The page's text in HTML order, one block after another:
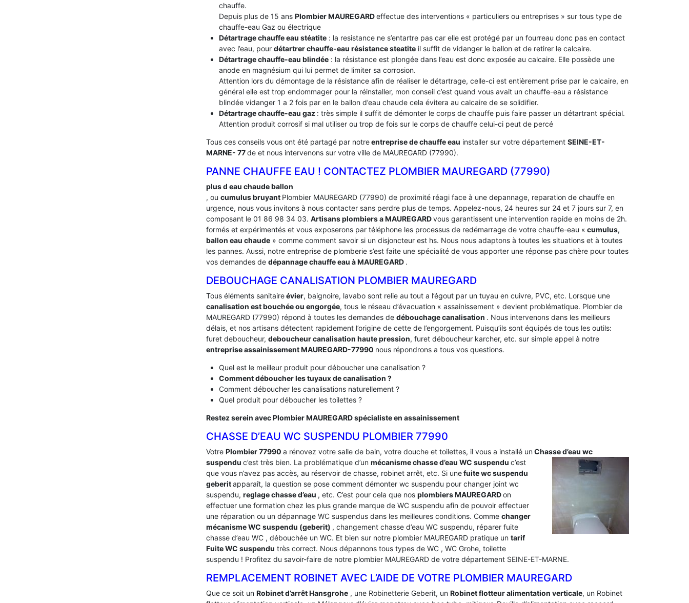
chauffe.
Depuis plus de 15 ans Plombier MAUREGARDeffectue des interventions « particuliers ou entreprises » sur tous type de
chauffe-eau Gaz ou électrique
Détartrage chauffe eau stéatite: la resistance ne s’entartre pas car elle est protégé par un fourreau donc pas en contact
avec l’eau, pour détartrer chauffe-eau résistance steatiteil suffit de vidanger le ballon et de retirer le calcaire.
Détartrage chauffe-eau blindée: la résistance est plongée dans l’eau est donc exposée au calcaire. Elle possède une
anode en magnésium qui lui permet de limiter sa corrosion.
Attention lors du démontage de la résistance afin de réaliser le détartrage, celle-ci est entièrement prise par le calcaire, en
général elle est trop endommager pour la réinstaller, mon conseil c’est quand vous avait un chauffe-eau a résistance
blindée vidanger 1 a 2 fois par en le ballon d’eau chaude cela évitera au calcaire de se solidifier.
Détartrage chauffe-eau gaz : très simple il suffit de démonter le corps de chauffe puis faire passer un détartrant spécial.
Attention produit corrosif si mal utiliser ou trop de fois sur le corps de chauffe celui-ci peut de percé
Tous ces conseils vous ont été partagé par notreentreprise de chauffe eau installer sur votre département SEINE-ET-
MARNE- 77de et nous intervenons sur votre ville de MAUREGARD (77990).
PANNE CHAUFFE EAU ! CONTACTEZ PLOMBIER MAUREGARD (77990)
plus d eau chaude ballon
, ou cumulus bruyant Plombier MAUREGARD (77990) de proximité réagi face à une depannage, reparation de chauffe en
urgence, nous vous invitons à nous contacter sans perdre plus de temps. Appelez-nous, 24 heures sur 24 et 7 jours sur 7, en
composant le 01 86 98 34 03. Artisans plombiers a MAUREGARDvous garantissent une intervention rapide en moins de 2h.
formés et expérimentés et vous exposerons par téléphone les processus de redémarrage de votre chauffe-eau « cumulus,
ballon eau chaude » comme comment savoir si un disjoncteur est hs. Nous nous adaptons à toutes les situations et à toutes
les pannes. Aussi, notre entreprise de plomberie s’est faite une spécialité de vous apporter une réponse pas chère pour toutes
vos demandes de dépannage chauffe eau à MAUREGARD .
DEBOUCHAGE CANALISATION PLOMBIER MAUREGARD
Tous éléments sanitaireévier, baignoire, lavabo sont relie au tout a l’égout par un tuyau en cuivre, PVC, etc. Lorsque une
canalisation est bouchée ou engorgée, tous le réseau d’évacuation « assainissement » devient problématique. Plombier de
MAUREGARD (77990) répond à toutes les demandes de débouchage canalisation . Nous intervenons dans les meilleurs
délais, et nos artisans détectent rapidement l’origine de cette de l’engorgement. Puisqu’ils sont équipés de tous les outils:
furet deboucheur, deboucheur canalisation haute pression, furet déboucheur karcher, etc. sur simple appel à notre
entreprise assainissement MAUREGARD-77990 nous répondrons a tous vos questions.
Quel est le meilleur produit pour déboucher une canalisation ?
Comment déboucher les tuyaux de canalisation ?
Comment déboucher les canalisations naturellement ?
Quel produit pour déboucher les toilettes ?
Restez serein avec Plombier MAUREGARD spécialiste en assainissement
CHASSE D’EAU WC SUSPENDU PLOMBIER 77990
Votre Plombier 77990 a rénovez votre salle de bain, votre douche et toilettes, il vous a installé unChasse d’eau wc
suspendu c’est très bien. La problématique d’un mécanisme chasse d’eau WC suspendu c’est
que vous n’avez pas accès, au réservoir de chasse, robinet arrêt, etc. Si unefuite wc suspendu
geberitapparaît, la question se pose comment démonter wc suspendu pour changer joint wc
suspendu, reglage chasse d’eau , etc. C’est pour cela que nos plombiers MAUREGARDon
effectuer une formation chez les plus grande marque de WC suspendu afin de pouvoir effectuer
une réparation ou un dépannage WC suspendus dans les meilleures conditions. Comme changer
mécanisme WC suspendu (geberit) , changement chasse d’eau WC suspendu, réparer fuite
chasse d’eau WC , débouchée un WC. Et bien sur notre plombier MAUREGARD pratique un tarif
Fuite WC suspendu très correct. Nous dépannons tous types de WC , WC Grohe, toilette
suspendu ! Profitez du savoir-faire de notre plombier MAUREGARD de votre département SEINE-ET-MARNE.
REMPLACEMENT ROBINET AVEC L’AIDE DE VOTRE PLOMBIER MAUREGARD
Que ce soit un Robinet d’arrêt Hansgrohe , une Robinetterie Geberit, un Robinet flotteur alimentation verticale, un Robinet